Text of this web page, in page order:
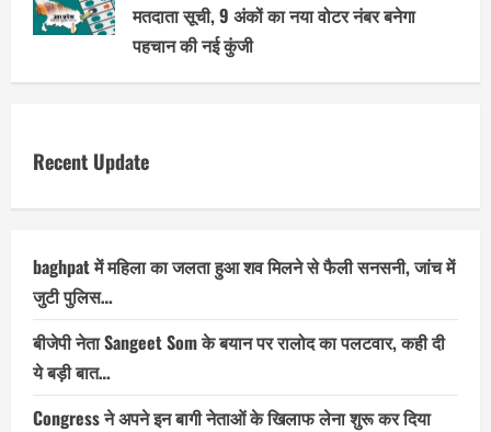
मतदाता सूची, 9 अंकों का नया वोटर नंबर बनेगा
पहचान की नई कुंजी
Recent Update
baghpat में महिला का जलता हुआ शव मिलने से फैली सनसनी, जांच में
जुटी पुलिस…
बीजेपी नेता Sangeet Som के बयान पर रालोद का पलटवार, कही दी
ये बड़ी बात…
Congress ने अपने इन बागी नेताओं के खिलाफ लेना शुरू कर दिया